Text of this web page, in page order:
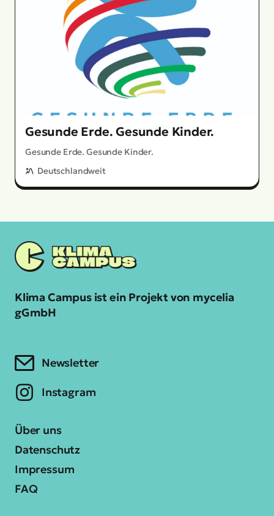
Gesunde Erde. Gesunde Kinder.
Gesunde Erde. Gesunde Kinder.
Deutschlandweit
Klima Campus ist ein Projekt von mycelia
gGmbH
Newsletter
Instagram
Über uns
Datenschutz
Impressum
FAQ